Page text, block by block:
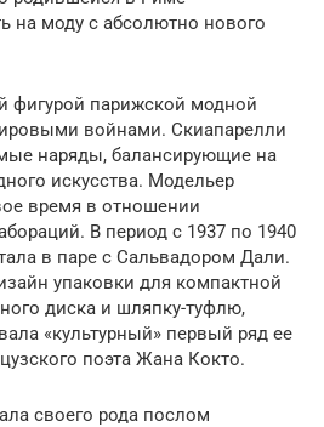
на моду с абсолютно нового
фигурой парижской модной
войнами. Скиапарелли
наряды, балансирующие на
искусства. Модельер
время в отношении
В период с 1937 по 1940
в паре с Сальвадором Дали.
упаковки для компактной
диска и шляпку-туфлю,
«культурный» первый ряд ее
поэта Жана Кокто.
своего рода послом